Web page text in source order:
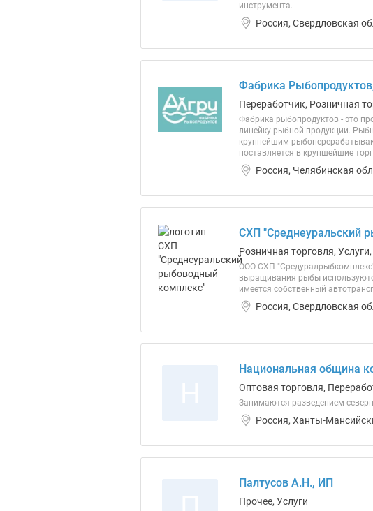
инструмента.
Россия, Свердловская
Фабрика
Переработчик, Розничная
Фабрика рыбопродуктов - это
линейку рыбной продукции.
крупнейшим
поставляется в крупшейшие
Россия, Челябинская
СХП "Среднеуральский
Розничная торговля,
ООО СХП
выращивания рыбы
имеется собственный
Россия, Свердловская
Национальная община
Оптовая торговля,
Занимаются разведением
Россия, Ханты-
Палтусов А.Н., ИП
Прочее, Услуги